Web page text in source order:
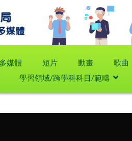
媒體 短片 動畫
歌曲
學習領域/跨學科科目/範疇